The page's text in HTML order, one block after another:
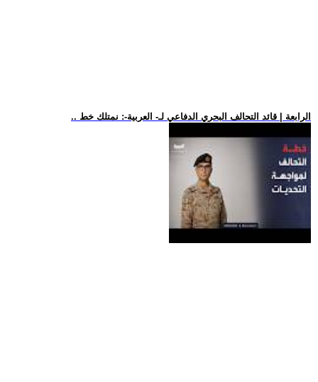
.. الرابعة | قائد التحالف البحري الدفاعي لـ- العربية-: نمتلك خط